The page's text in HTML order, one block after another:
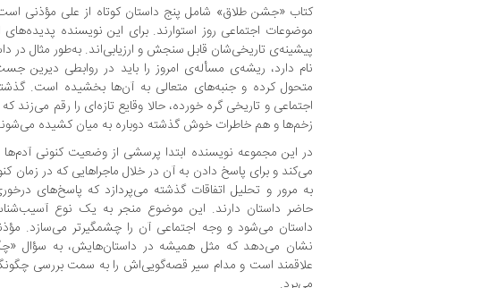
کتاب «جشن طلاق» شامل پنج داستان کوتاه از علی مؤذنی
موضوعات اجتماعی روز استوارند. برای این نویسنده پدیده‌های
پیشینه‌ی تاریخی‌شان قابل‌ سنجش و ارزیابی‌اند. به‌طور مثال در
نام دارد، ریشه‌ی مسأله‌ی امروز را باید در روابطی دیرین
متحول کرده و جنبه‌های متعالی به آن‌ها بخشیده است.
اجتماعی و تاریخی گره خورده، حالا وقایع تازه‌ای را رقم می‌زند
زخم‌ها و هم خاطرات خوش گذشته دوباره به میان کشیده
در این مجموعه نویسنده ابتدا پرسشی از وضعیت کنونی
می‌کند و برای پاسخ دادن به آن در خلال ماجراهایی که در زمان
به مرور و تحلیل اتفاقات گذشته می‌پردازد که پاسخ‌های
حاضر داستان دارند. این موضوع منجر به یک نوع
داستان می‌شود و وجه اجتماعی آن را چشمگیرتر می‌سازد.
نشان می‌دهد که مثل همیشه در داستان‌هایش، به سؤال
علاقمند است و مدام سیر قصه‌گویی‌اش را به سمت بررسی